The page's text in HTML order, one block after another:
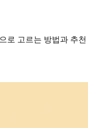
로 고르는 방법과 추